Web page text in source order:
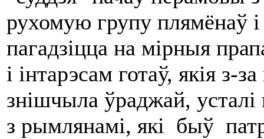
рухомую групу плямёнаў
пагадзіцца на мірныя
і інтарэсам готаў, якія
знішчыла ўраджай, усталі
з рымлянамі, які быў